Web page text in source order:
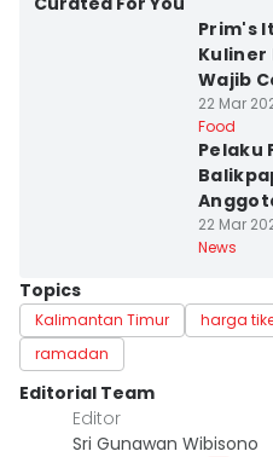
Prim's
Kuliner
Wajib
22 Mar
Food
Pelaku
22 Mar
News
Topics
Kalimantan Timur harga
ramadan
Editorial Team
Editor
Sri Gunawan Wibisono